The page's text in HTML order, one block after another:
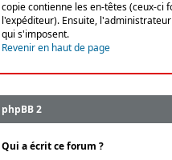
copie contienne les en-têtes (ceux-ci
l'expéditeur). Ensuite,
qui s'imposent.
Revenir en haut de page
phpBB 2
Qui a écrit ce forum ?